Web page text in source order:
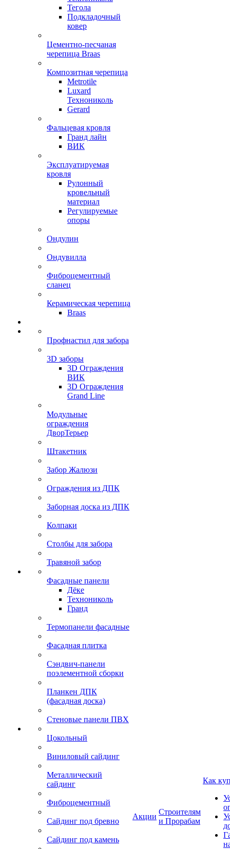
Тегола
Подкладочный
ковер
Цементно-песчаная
черепица Braas
Композитная черепица
Metrotile
Luxard
Технониколь
Gerard
Фальцевая кровля
Гранд лайн
ВИК
Эксплуатируемая
кровля
Рулонный
кровельный
материал
Регулируемые
опоры
Ондулин
Ондувилла
Фиброцементный
сланец
Керамическая черепица
Braas
Профнастил для забора
3D заборы
3D Ограждения
ВИК
3D Ограждения
Grand Line
Модульные
ограждения
ДворТерьер
Штакетник
Забор Жалюзи
Ограждения из ДПК
Заборная доска из ДПК
Колпаки
Столбы для забора
Травяной забор
Фасадные панели
Дёке
Технониколь
Гранд
Термопанели фасадные
Фасадная плитка
Сэндвич-панели
поэлементной сборки
Планкен ДПК
(фасадная доска)
Стеновые панели ПВХ
Цокольный
Виниловый сайдинг
Металлический
сайдинг
Фиброцементный
Сайдинг под бревно
Сайдинг под камень
Акции
Строителям
и Прорабам
Как